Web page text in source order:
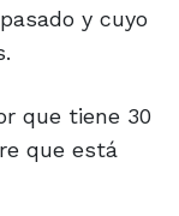
y cuyo
que tiene 30
que está